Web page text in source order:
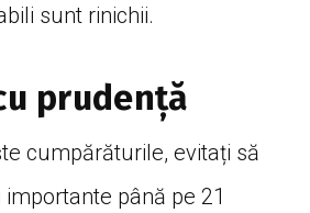
sunt rinichii.
prudență
cumpărăturile, evitați să
până pe 21